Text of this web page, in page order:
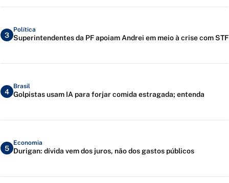
3
Política
Superintendentes da PF apoiam Andrei em meio à crise com STF
4
Brasil
Golpistas usam IA para forjar comida estragada; entenda
5
Economia
Durigan: dívida vem dos juros, não dos gastos públicos